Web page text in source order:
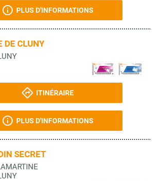
PLUS D'INFORMATIONS
DE CLUNY
ITINÉRAIRE
PLUS D'INFORMATIONS
SECRET